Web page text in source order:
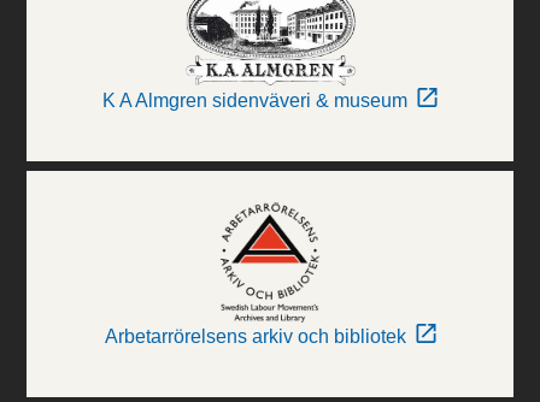
K A Almgren sidenväveri & museum
Arbetarrörelsens arkiv och bibliotek